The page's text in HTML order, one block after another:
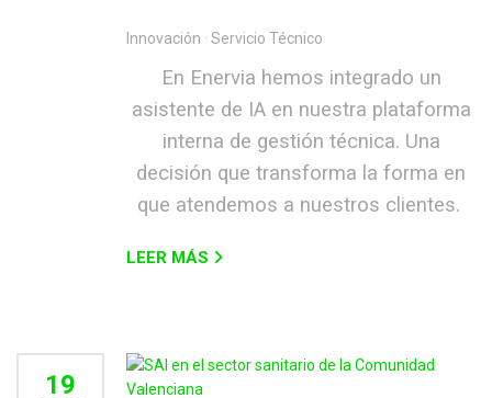
Innovación · Servicio Técnico
En Enervia hemos integrado un
asistente de IA en nuestra plataforma
interna de gestión técnica. Una
decisión que transforma la forma en
que atendemos a nuestros clientes.
LEER MÁS
19